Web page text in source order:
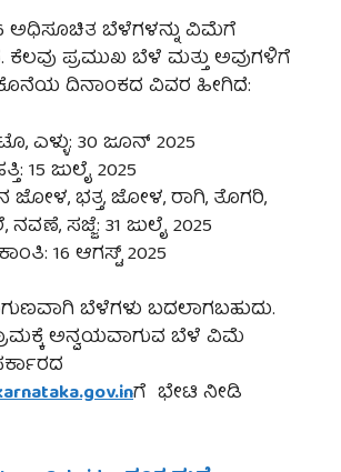
ಅಧಿಸೂಚಿತ ಬೆಳೆಗಳನ್ನು ವಿಮೆಗೆ
ಪ್ರಮುಖ ಬೆಳೆ ಮತ್ತು ಅವುಗಳಿಗೆ
ದಿನಾಂಕದ ವಿವರ ಹೀಗಿದೆ:
ಎಳ್ಳು: 30 ಜೂನ್ 2025
15 ಜುಲೈ 2025
ಜೋಳ, ಭತ್ತ, ಜೋಳ, ರಾಗಿ, ತೊಗರಿ,
ಸಜ್ಜೆ: 31 ಜುಲೈ 2025
16 ಆಗಸ್ಟ್ 2025
ಬೆಳೆಗಳು ಬದಲಾಗಬಹುದು.
ಅನ್ವಯವಾಗುವ ಬೆಳೆ ವಿಮೆ
ಗೆ ಭೇಟಿ ನೀಡಿ